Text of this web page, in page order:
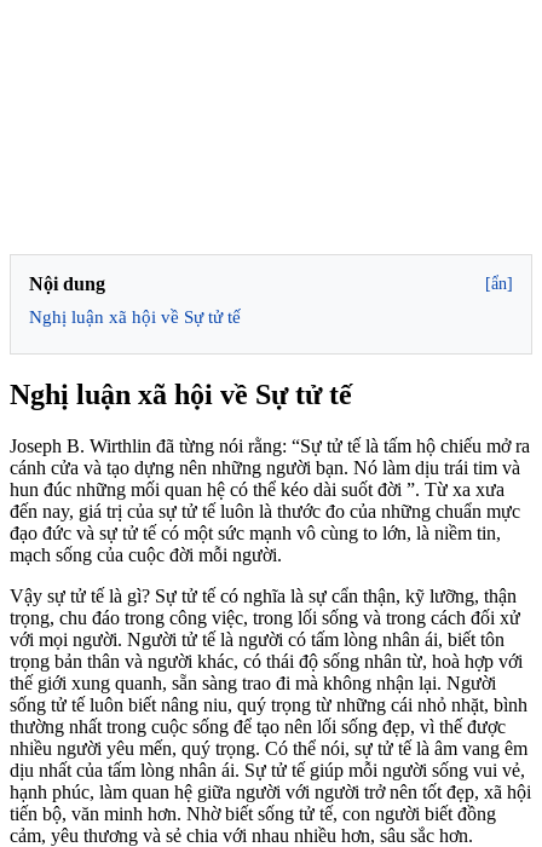
Nội dung [ẩn]
Nghị luận xã hội về Sự tử tế
Nghị luận xã hội về Sự tử tế
Joseph B. Wirthlin đã từng nói rằng: “Sự tử tế là tấm hộ chiếu mở ra
cánh cửa và tạo dựng nên những người bạn. Nó làm dịu trái tim và
hun đúc những mối quan hệ có thể kéo dài suốt đời ”. Từ xa xưa
đến nay, giá trị của sự tử tế luôn là thước đo của những chuẩn mực
đạo đức và sự tử tế có một sức mạnh vô cùng to lớn, là niềm tin,
mạch sống của cuộc đời mỗi người.
Vậy sự tử tế là gì? Sự tử tế có nghĩa là sự cẩn thận, kỹ lưỡng, thận
trọng, chu đáo trong công việc, trong lối sống và trong cách đối xử
với mọi người. Người tử tế là người có tấm lòng nhân ái, biết tôn
trọng bản thân và người khác, có thái độ sống nhân từ, hoà hợp với
thế giới xung quanh, sẵn sàng trao đi mà không nhận lại. Người
sống tử tế luôn biết nâng niu, quý trọng từ những cái nhỏ nhặt, bình
thường nhất trong cuộc sống để tạo nên lối sống đẹp, vì thế được
nhiều người yêu mến, quý trọng. Có thể nói, sự tử tế là âm vang êm
dịu nhất của tấm lòng nhân ái. Sự tử tế giúp mỗi người sống vui vẻ,
hạnh phúc, làm quan hệ giữa người với người trở nên tốt đẹp, xã hội
tiến bộ, văn minh hơn. Nhờ biết sống tử tế, con người biết đồng
cảm, yêu thương và sẻ chia với nhau nhiều hơn, sâu sắc hơn.